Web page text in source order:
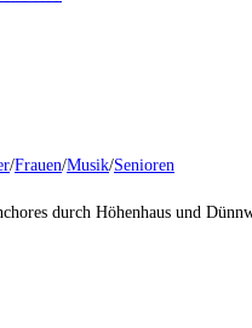
/Frauen/Musik/Senioren
durch Höhenhaus und